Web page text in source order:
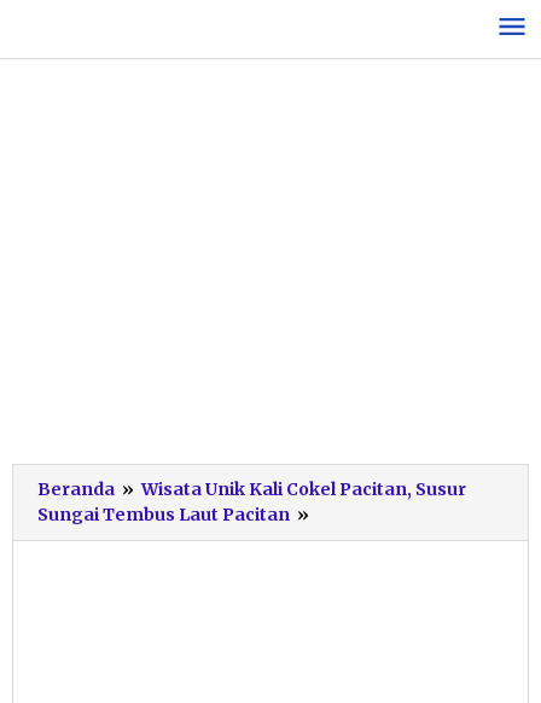
konten
Beranda » Wisata Unik Kali Cokel Pacitan, Susur
Sungai Tembus Laut Pacitan »